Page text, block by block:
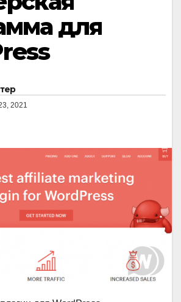
для
2021